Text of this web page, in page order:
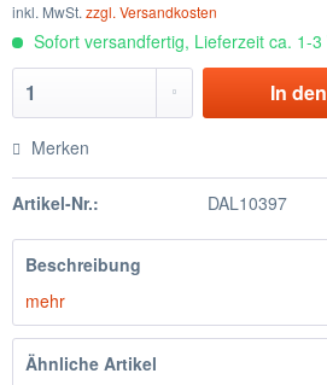
inkl. MwSt. zzgl. Versandkosten
Sofort versandfertig, Lieferzeit ca. 1-
In den
Merken
Artikel-Nr.: DAL10397
Beschreibung
mehr
Ähnliche Artikel